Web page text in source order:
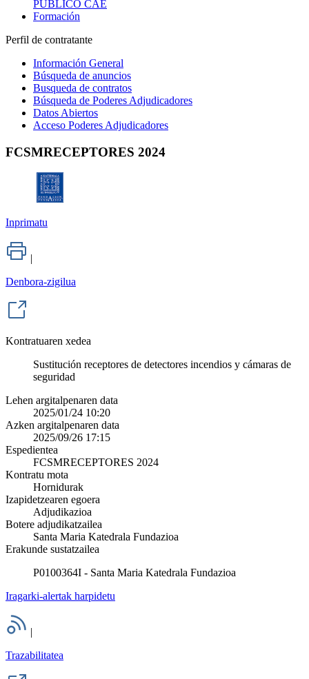
PÚBLICO CAE
Formación
Perfil de contratante
Información General
Búsqueda de anuncios
Busqueda de contratos
Búsqueda de Poderes Adjudicadores
Datos Abiertos
Acceso Poderes Adjudicadores
FCSMRECEPTORES 2024
Inprimatu
|
Denbora-zigilua
Kontratuaren xedea
Sustitución receptores de detectores incendios y cámaras de
seguridad
Lehen argitalpenaren data
2025/01/24 10:20
Azken argitalpenaren data
2025/09/26 17:15
Espedientea
FCSMRECEPTORES 2024
Kontratu mota
Hornidurak
Izapidetzearen egoera
Adjudikazioa
Botere adjudikatzailea
Santa Maria Katedrala Fundazioa
Erakunde sustatzailea
P0100364I - Santa Maria Katedrala Fundazioa
Iragarki-alertak harpidetu
|
Trazabilitatea